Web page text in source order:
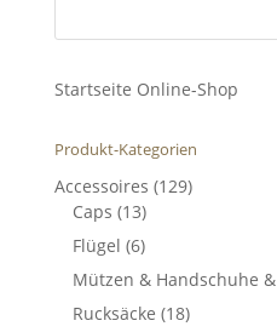
Startseite Online-Shop
Produkt-Kategorien
Accessoires (129)
Caps (13)
Flügel (6)
Mützen & Handschuhe
Rucksäcke (18)